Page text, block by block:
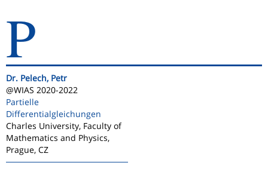
P
Dr. Pelech, Petr
@WIAS 2020-2022
Partielle
Differentialgleichungen
Charles University, Faculty of
Mathematics and Physics,
Prague, CZ